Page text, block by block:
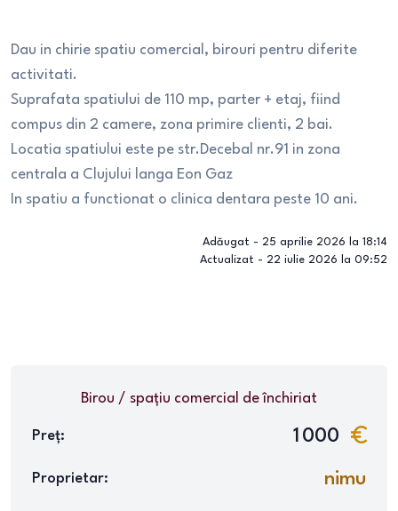
Dau in chirie spatiu comercial, birouri pentru diferite
activitati.
Suprafata spatiului de 110 mp, parter + etaj, fiind
compus din 2 camere, zona primire clienti, 2 bai.
Locatia spatiului este pe str.Decebal nr.91 in zona
centrala a Clujului langa Eon Gaz
In spatiu a functionat o clinica dentara peste 10 ani.
Adăugat - 25 aprilie 2026 la 18:14
Actualizat - 22 iulie 2026 la 09:52
Birou / spațiu comercial de închiriat
Preț: 1 000
Proprietar: nimu